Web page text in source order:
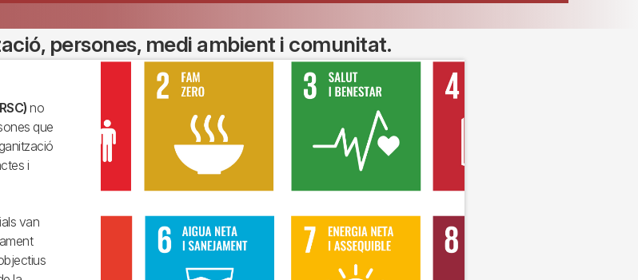
persones, medi ambient i comunitat.
no
que
i
van